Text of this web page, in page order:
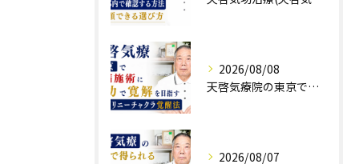
2026/08/08
天啓気療院の東京で難病施術に気功で寛解を目指すクンダリニーチャクラ覚醒法
2026/08/07